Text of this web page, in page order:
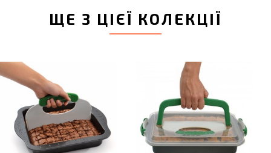
ЩЕ З ЦІЄЇ КОЛЕКЦІЇ